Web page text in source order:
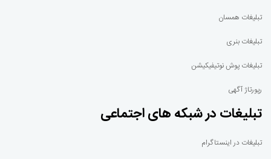
تبلیغات همسان
تبلیغات بنری
تبلیغات پوش نوتیفیکیشن
رپورتاژ آگهی
تبلیغات در شبکه های اجتماعی
تبلیغات در اینستاگرام